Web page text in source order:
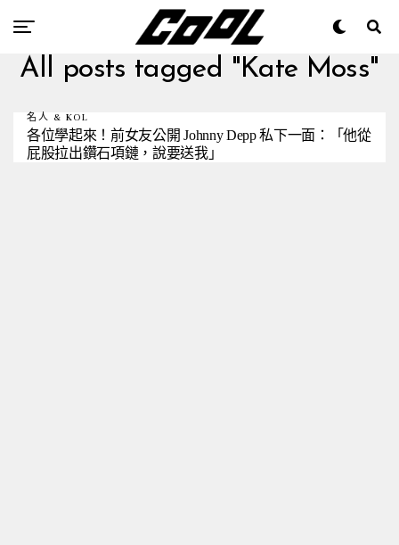
All posts tagged "Kate Moss"
名人 & KOL
各位學起來！前女友公開 Johnny Depp 私下一面：「他從
屁股拉出鑽石項鏈，說要送我」